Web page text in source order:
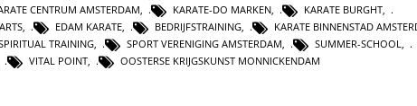
CENTRUM AMSTERDAM KARATE-DO MARKEN KARATE BURGHT
, EDAM KARATE, BEDRIJFSTRAINING, KARATE BINNENSTAD
TRAINING, SPORT VERENIGING AMSTERDAM, SUMMER-SCHOOL,
VITAL POINT, OOSTERSE KRIJGSKUNST MONNICKENDAM